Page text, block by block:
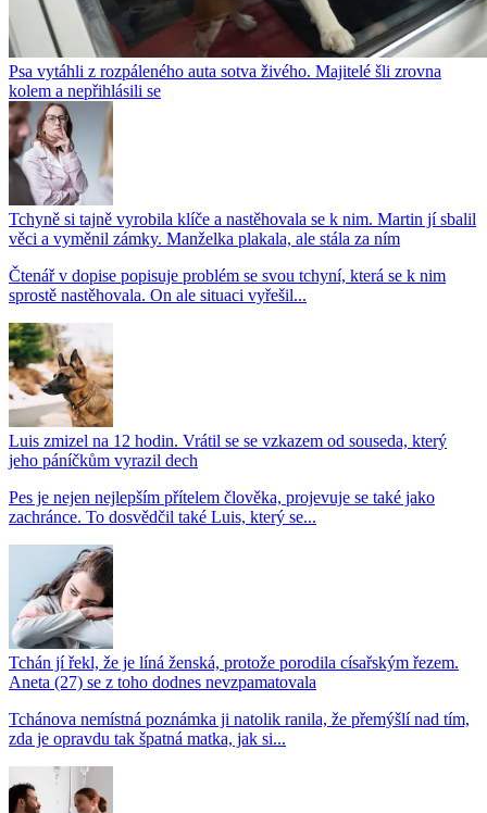
Psa vytáhli z rozpáleného auta sotva živého. Majitelé šli zrovna
kolem a nepřihlásili se
Tchyně si tajně vyrobila klíče a nastěhovala se k nim. Martin jí sbalil
věci a vyměnil zámky. Manželka plakala, ale stála za ním
Čtenář v dopise popisuje problém se svou tchyní, která se k nim
sprostě nastěhovala. On ale situaci vyřešil...
Luis zmizel na 12 hodin. Vrátil se se vzkazem od souseda, který
jeho páníčkům vyrazil dech
Pes je nejen nejlepším přítelem člověka, projevuje se také jako
zachránce. To dosvědčil také Luis, který se...
Tchán jí řekl, že je líná ženská, protože porodila císařským řezem.
Aneta (27) se z toho dodnes nevzpamatovala
Tchánova nemístná poznámka ji natolik ranila, že přemýšlí nad tím,
zda je opravdu tak špatná matka, jak si...